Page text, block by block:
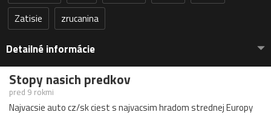
Zatisie
zrucanina
Detailné informácie
Stopy nasich predkov
pred 9 rokmi
Najvacsie auto cz/sk ciest s najvacsim hradom strednej Europy